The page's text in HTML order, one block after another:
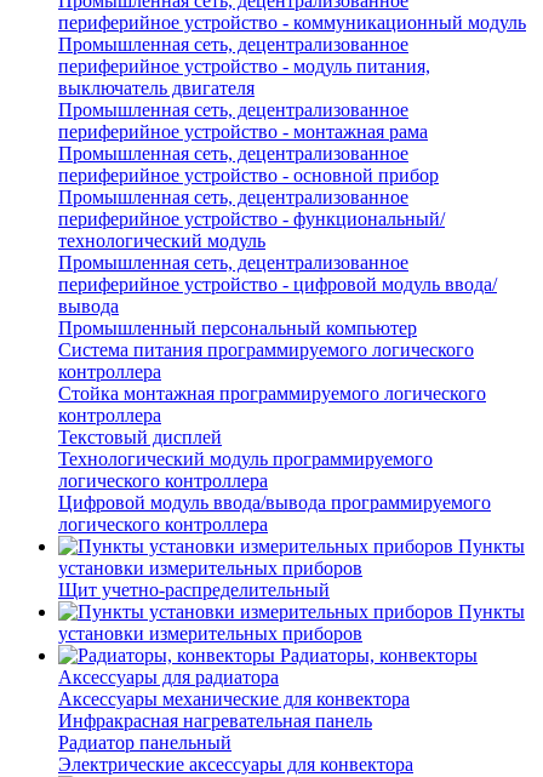
периферийное устройство - коммуникационный модуль
Промышленная сеть, децентрализованное
периферийное устройство - модуль питания,
выключатель двигателя
Промышленная сеть, децентрализованное
периферийное устройство - монтажная рама
Промышленная сеть, децентрализованное
периферийное устройство - основной прибор
Промышленная сеть, децентрализованное
периферийное устройство - функциональный/
технологический модуль
Промышленная сеть, децентрализованное
периферийное устройство - цифровой модуль ввода/
вывода
Промышленный персональный компьютер
Система питания программируемого логического
контроллера
Стойка монтажная программируемого логического
контроллера
Текстовый дисплей
Технологический модуль программируемого
логического контроллера
Цифровой модуль ввода/вывода программируемого
логического контроллера
Пункты
установки измерительных приборов
Щит учетно-распределительный
Пункты
установки измерительных приборов
Радиаторы, конвекторы
Аксессуары для радиатора
Аксессуары механические для конвектора
Инфракрасная нагревательная панель
Радиатор панельный
Электрические аксессуары для конвектора